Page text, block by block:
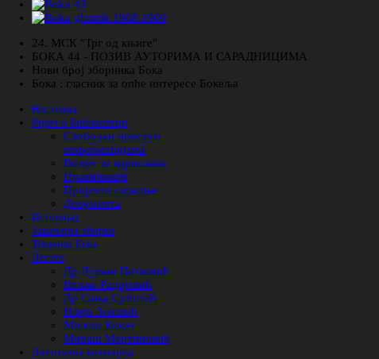
24. МСК "Трг од књиге"
БОКА 44 - ПОЗИВ АУТОРИМА И САРАДНИЦИМА
Нови број зборника Бока
Бока : гласник за опће интересе Бокеља
Насловна
Ријеч о Библиотеци
Слободан приступ
информацијама
Водич за кориснике
Правилници
Пројекти сарадње
Документа
Историјат
Завичајна збирка
Зборник Бока
Легати
Др Душан Петковић
Вељко Радојевић
Др Сања Суботић
Илија Зековић
Милош Ковач
Мираш Мартиновић
Дигитална колекција